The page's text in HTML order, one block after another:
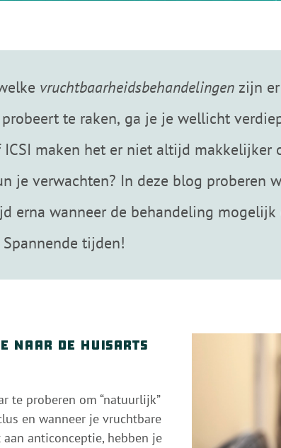
vruchtbaarheidsbehandelingen zijn
te raken, ga je je wellicht
maken het er niet altijd makkelijker
je verwachten? In deze blog proberen
erna wanneer de behandeling
tijden!
naar de huisarts
te proberen om “natuurlijk”
en wanneer je vruchtbare
anticonceptie, hebben je